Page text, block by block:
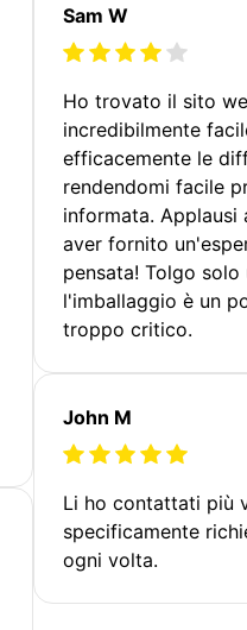
Sam W
Ho trovato il sito
incredibilmente
efficacemente le
rendendomi facile
informata.
aver fornito
pensata! Tolgo
l'imballaggio è un
troppo critico.
John M
Li ho contattati più
specificamente
ogni volta.